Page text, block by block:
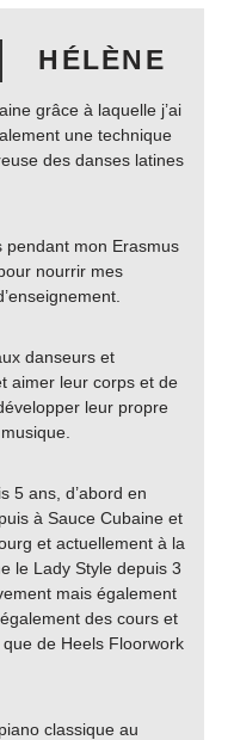
HÉLÈNE
grâce à laquelle j’ai
une technique
des danses latines
pendant mon Erasmus
nourrir mes
danseurs et
aimer leur corps et de
leur propre
5 ans, d’abord en
à Sauce Cubaine et
et actuellement à la
le Lady Style depuis 3
mais également
des cours et
de Heels Floorwork
classique au